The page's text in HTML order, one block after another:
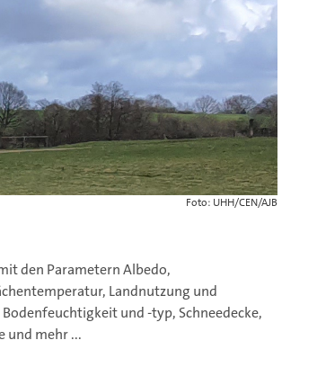
Foto: UHH/CEN/AJB
den Parametern Albedo,
Landnutzung und
und -typ, Schneedecke,
und mehr ...